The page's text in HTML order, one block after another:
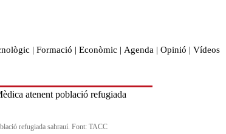
| Formació | Econòmic | Agenda | Opinió | Vídeos
refugiada sahrauí. Font: TACC